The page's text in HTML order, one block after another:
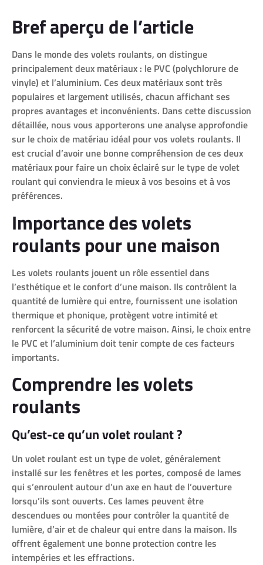
Bref aperçu de l’article
Dans le monde des volets roulants, on distingue
principalement deux matériaux : le PVC (polychlorure de
vinyle) et l’aluminium. Ces deux matériaux sont très
populaires et largement utilisés, chacun affichant ses
propres avantages et inconvénients. Dans cette discussion
détaillée, nous vous apporterons une analyse approfondie
sur le choix de matériau idéal pour vos volets roulants. Il
est crucial d’avoir une bonne compréhension de ces deux
matériaux pour faire un choix éclairé sur le type de volet
roulant qui conviendra le mieux à vos besoins et à vos
préférences.
Importance des volets
roulants pour une maison
Les volets roulants jouent un rôle essentiel dans
l’esthétique et le confort d’une maison. Ils contrôlent la
quantité de lumière qui entre, fournissent une isolation
thermique et phonique, protègent votre intimité et
renforcent la sécurité de votre maison. Ainsi, le choix entre
le PVC et l’aluminium doit tenir compte de ces facteurs
importants.
Comprendre les volets
roulants
Qu’est-ce qu’un volet roulant ?
Un volet roulant est un type de volet, généralement
installé sur les fenêtres et les portes, composé de lames
qui s’enroulent autour d’un axe en haut de l’ouverture
lorsqu’ils sont ouverts. Ces lames peuvent être
descendues ou montées pour contrôler la quantité de
lumière, d’air et de chaleur qui entre dans la maison. Ils
offrent également une bonne protection contre les
intempéries et les effractions.